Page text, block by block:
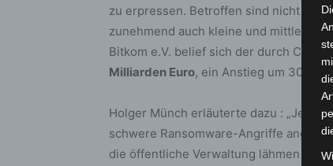
zu erpressen. Betroffen sind nicht nur
zunehmend auch kleine und mittlere
Bitkom e.V. belief sich der durch
Milliarden Euro, ein Anstieg um 30,4
Holger Münch erläuterte dazu :
schwere Ransomware-Angriffe
die öffentliche Verwaltung lähmen